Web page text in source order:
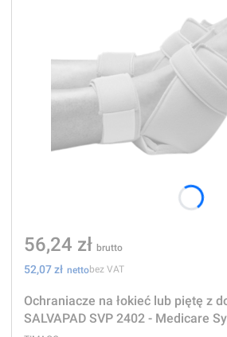
Ochraniacze na łokieć lub piętę z
SALVAPAD SVP 2402 - Medicare
Cena
56,24 zł
Cena
52,07 zł bez VAT